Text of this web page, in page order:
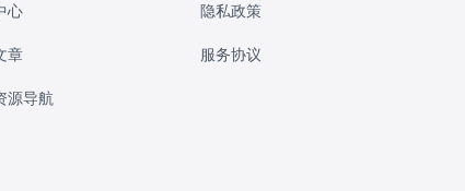
心
章
源导航
隐私政策
服务协议